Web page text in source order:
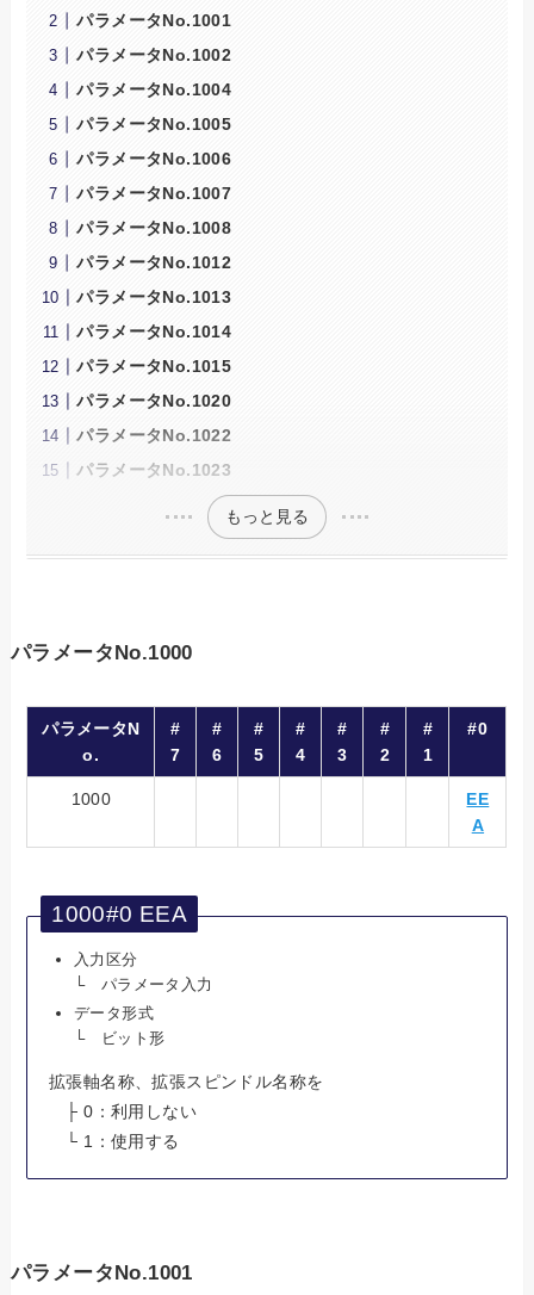
パラメータNo.1001
パラメータNo.1002
パラメータNo.1004
パラメータNo.1005
パラメータNo.1006
パラメータNo.1007
パラメータNo.1008
パラメータNo.1012
パラメータNo.1013
パラメータNo.1014
パラメータNo.1015
パラメータNo.1020
パラメータNo.1022
パラメータNo.1023
もっと見る
パラメータNo.1000
パラメータN
o.
#
7
#
6
#
5
#
4
#
3
#
2
#
1
#0
1000
EE
A
1000#0 EEA
入力区分
└ パラメータ入力
データ形式
└ ビット形
拡張軸名称、拡張スピンドル名称を
├ 0：利用しない
└ 1：使用する
パラメータNo.1001